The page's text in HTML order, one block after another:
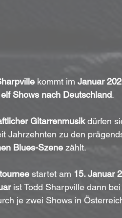
kommt im Januar
elf Shows nach Deutschland.
Gitarrenmusik dürfen
Jahrzehnten zu den
Blues-Szene zählt.
startet am 15. Januar
ist Todd Sharpville dann bei
je zwei Shows in